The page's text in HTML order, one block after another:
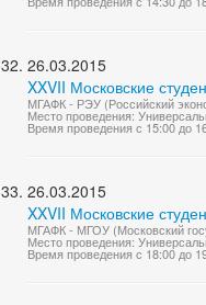
26.03.2015
XXVII Московские
МГАФК - РЭУ (Российский
Место проведения:
Время проведения с 15:00 до
26.03.2015
XXVII Московские
МГАФК - МГОУ (Московский
Место проведения:
Время проведения с 18:00 до